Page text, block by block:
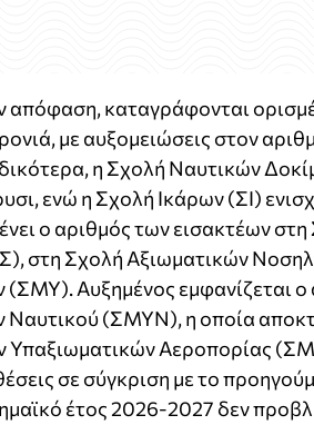
απόφαση, καταγράφονται
με αυξομειώσεις στον
η Σχολή Ναυτικών
ενώ η Σχολή Ικάρων (ΣΙ)
ο αριθμός των εισακτέων
στη Σχολή Αξιωματικών
(ΣΜΥ). Αυξημένος εμφανίζεται
(ΣΜΥΝ), η οποία
Υπαξιωματικών Αεροπορίας
σε σύγκριση με το
έτος 2026-2027 δεν